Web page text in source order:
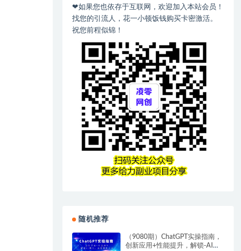
❤如果您也依存于互联网，欢迎加入本站会员！
找您的引流人，花一小顿饭钱购买卡密激活。
祝您前程似锦！
随机推荐
（9080期）ChatGPT实操指南，
创新应用+性能提升，解锁-AI魔